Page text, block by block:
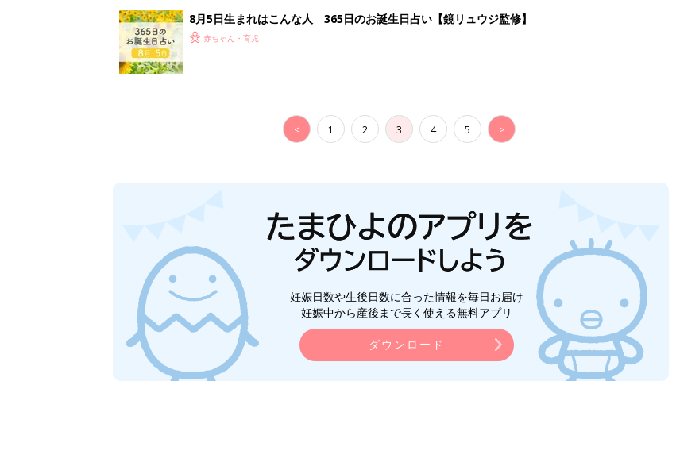
8月5日生まれはこんな人 365日のお誕生日占い【鏡リュウジ監修】
赤ちゃん・育児
< 1 2 3 4 5 >
妊娠日数や生後日数に合った情報を毎日お届け
妊娠中から産後まで長く使える無料アプリ
ダウンロード